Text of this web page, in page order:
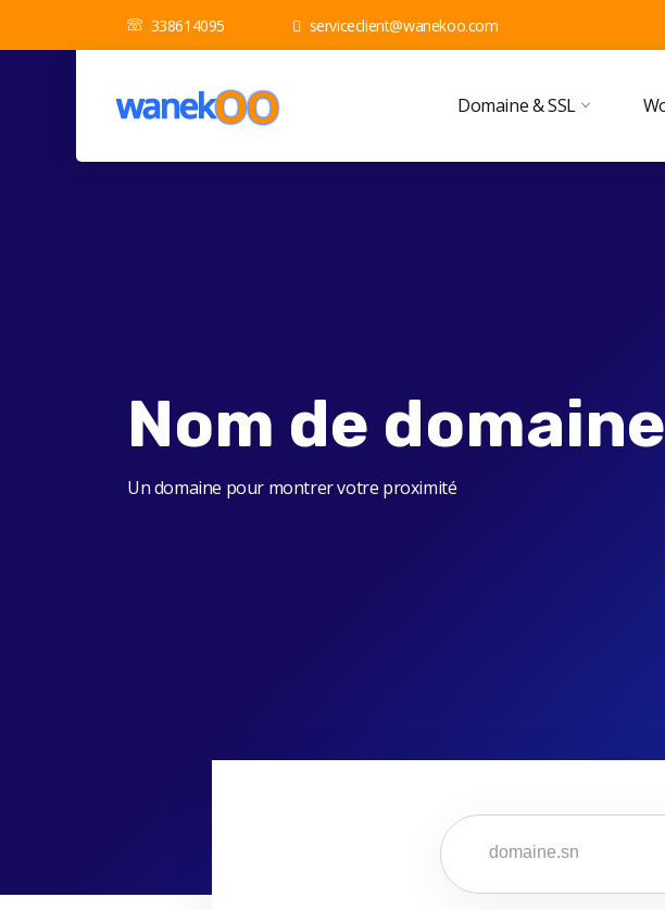
338614095 serviceclient@wanekoo.com
Domaine & SSL
Nom de
Un domaine pour montrer votre proximité